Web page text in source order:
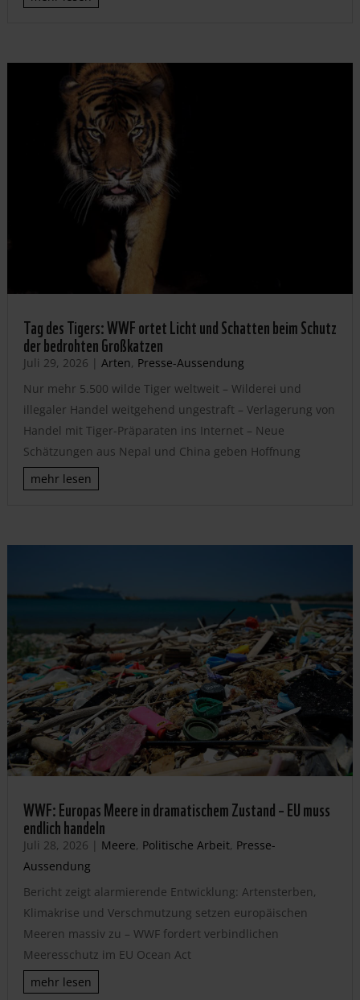
Tag des Tigers: WWF ortet Licht und Schatten beim Schutz
der bedrohten Großkatzen
Juli 29, 2026 | Arten, Presse-Aussendung
Nur mehr 5.500 wilde Tiger weltweit – Wilderei und
illegaler Handel weitgehend ungestraft – Verlagerung von
Handel mit Tiger-Präparaten ins Internet – Neue
Schätzungen aus Nepal und China geben Hoffnung
mehr lesen
WWF: Europas Meere in dramatischem Zustand – EU muss
endlich handeln
Juli 28, 2026 | Meere, Politische Arbeit, Presse-
Aussendung
Bericht zeigt alarmierende Entwicklung: Artensterben,
Klimakrise und Verschmutzung setzen europäischen
Meeren massiv zu – WWF fordert verbindlichen
Meeresschutz im EU Ocean Act
mehr lesen